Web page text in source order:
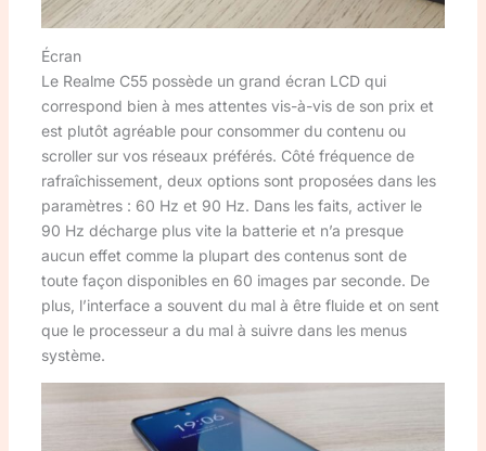
Écran
Le Realme C55 possède un grand écran LCD qui
correspond bien à mes attentes vis-à-vis de son prix et
est plutôt agréable pour consommer du contenu ou
scroller sur vos réseaux préférés. Côté fréquence de
rafraîchissement, deux options sont proposées dans les
paramètres : 60 Hz et 90 Hz. Dans les faits, activer le
90 Hz décharge plus vite la batterie et n’a presque
aucun effet comme la plupart des contenus sont de
toute façon disponibles en 60 images par seconde. De
plus, l’interface a souvent du mal à être fluide et on sent
que le processeur a du mal à suivre dans les menus
système.